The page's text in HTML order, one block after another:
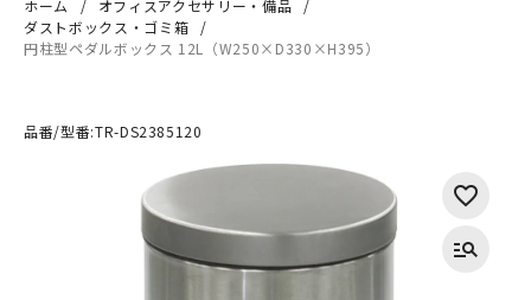
ホーム
オフィスアクセサリー・備品
ダストボックス・ゴミ箱
円柱型ペダルボックス 12L（W250×D330×H395）
品番/型番:TR-DS2385120